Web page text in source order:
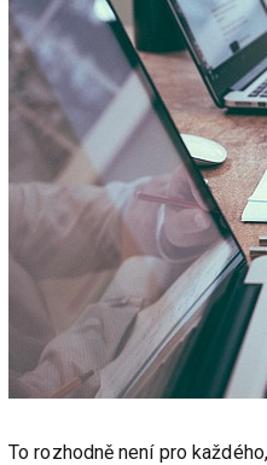
To rozhodně není pro